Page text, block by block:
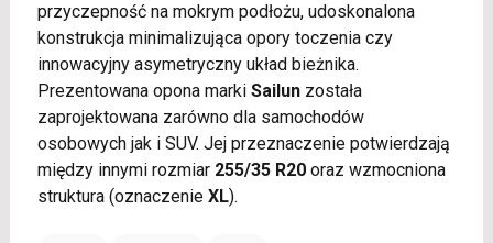
przyczepność na mokrym podłożu, udoskonalona
konstrukcja minimalizująca opory toczenia czy
innowacyjny asymetryczny układ bieżnika.
Prezentowana opona marki Sailunzostała
zaprojektowana zarówno dla samochodów
osobowych jak i SUV. Jej przeznaczenie potwierdzają
między innymi rozmiar 255/35 R20oraz wzmocniona
struktura (oznaczenie XL).